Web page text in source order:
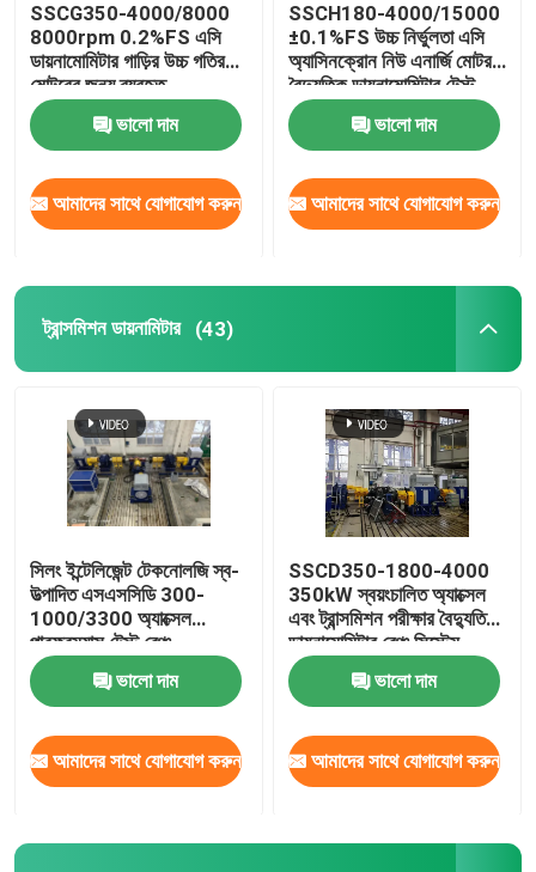
SSCG350-4000/8000
8000rpm 0.2%FS এসি
ডায়নামোমিটার গাড়ির উচ্চ গতির
মোটরের জন্য ব্যবহৃত
ভালো দাম
আমাদের সাথে যোগাযোগ করুন
SSCH180-4000/15000
±0.1%FS উচ্চ নির্ভুলতা এসি
অ্যাসিনক্রোন নিউ এনার্জি মোটর
বৈদ্যুতিক ডায়নামোমিটার টেস্ট
বেঞ্চ
ভালো দাম
আমাদের সাথে যোগাযোগ করুন
ট্রান্সমিশন ডায়নামিটার (43)
সিলং ইন্টেলিজেন্ট টেকনোলজি স্ব-
উত্পাদিত এসএসসিডি 300-
1000/3300 অ্যাক্সেল
পারফরম্যান্স টেস্ট বেঞ্চ
ভালো দাম
আমাদের সাথে যোগাযোগ করুন
SSCD350-1800-4000
350kW স্বয়ংচালিত অ্যাক্সেল
এবং ট্রান্সমিশন পরীক্ষার বৈদ্যুতিক
ডায়নামোমিটার বেঞ্চ সিস্টেম
ভালো দাম
আমাদের সাথে যোগাযোগ করুন